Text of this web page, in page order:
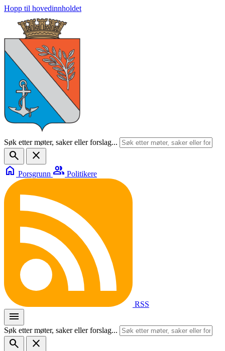
Hopp til hovedinnholdet
Søk etter møter, saker eller forslag...
search
close
home Porsgrunn group Politikere
RSS
menu
Søk etter møter, saker eller forslag...
search
close